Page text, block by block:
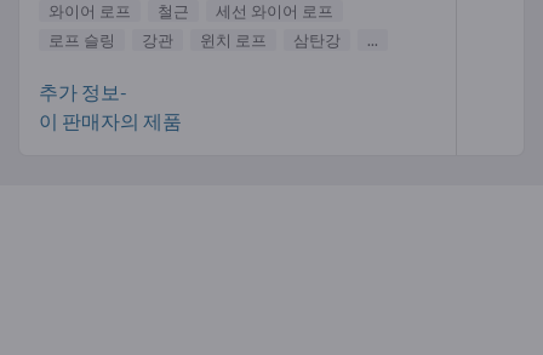
와이어 로프
철근
세선 와이어 로프
로프 슬링
강관 윈치 로프 삼탄강 ...
추가 정보-
이 판매자의 제품